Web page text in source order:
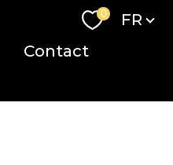
0 Langue
FR
Contact